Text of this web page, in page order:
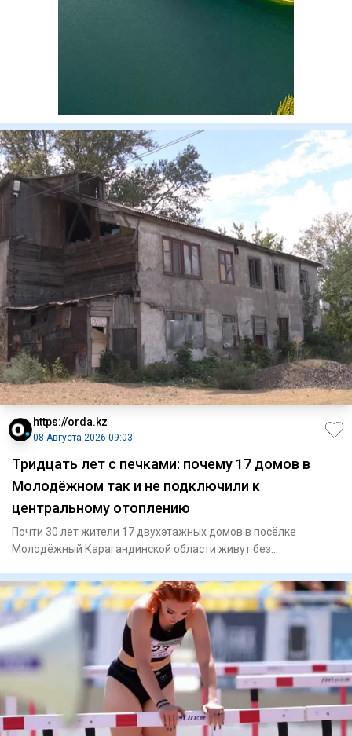
https://orda.kz
08 Августа 2026 09:03
Тридцать лет с печками: почему 17 домов в
Молодёжном так и не подключили к
центральному отоплению
Почти 30 лет жители 17 двухэтажных домов в посёлке
Молодёжный Карагандинской области живут без